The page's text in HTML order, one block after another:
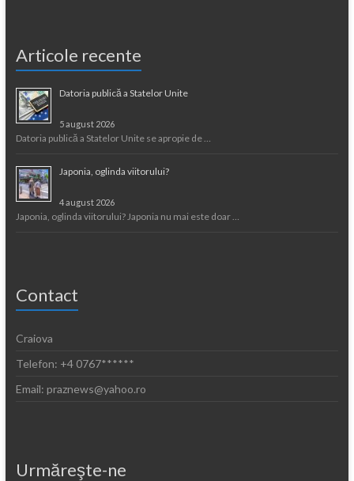
Articole recente
Datoria publică a Statelor Unite
5 august 2026
Datoria publică a Statelor Unite se apropie de …
Japonia, oglinda viitorului?
4 august 2026
Japonia, oglinda viitorului? Japonia nu mai este doar …
Contact
Craiova
Telefon: +4 0767******
Email: praznews@yahoo.ro
Urmăreşte-ne